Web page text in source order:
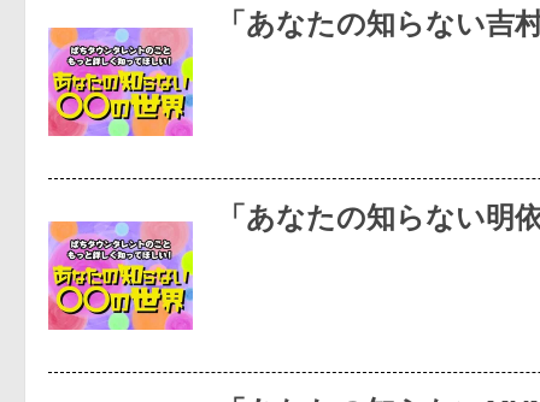
「あなたの知らない吉
「あなたの知らない明